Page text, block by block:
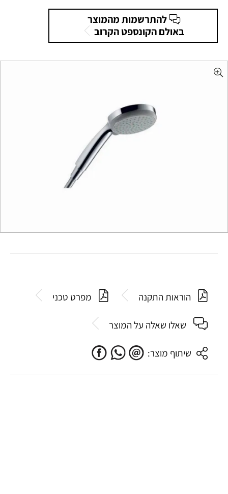
להתרשמות מהמוצר
באולם הקונספט הקרוב
הוראות התקנה מפרט טכני
שאלו שאלה על המוצר
שיתוף מוצר: